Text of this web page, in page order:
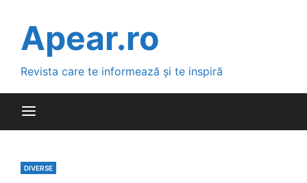
contentApear.ro
Revista care te informează și te inspiră
DIVERSE